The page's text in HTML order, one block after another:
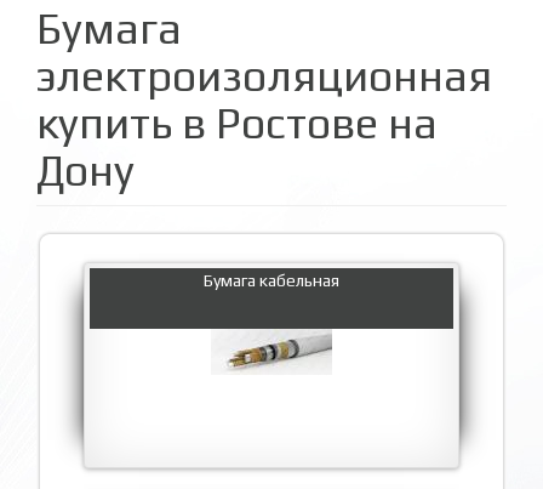
Бумага
электроизоляционная
купить в Ростове на
Дону
Бумага кабельная